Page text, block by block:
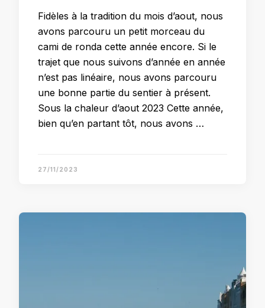
Fidèles à la tradition du mois d’aout, nous
avons parcouru un petit morceau du
cami de ronda cette année encore. Si le
trajet que nous suivons d’année en année
n’est pas linéaire, nous avons parcouru
une bonne partie du sentier à présent.
Sous la chaleur d’aout 2023 Cette année,
bien qu’en partant tôt, nous avons …
27/11/2023